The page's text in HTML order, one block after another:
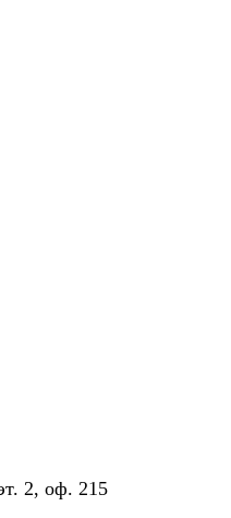
2, оф. 215